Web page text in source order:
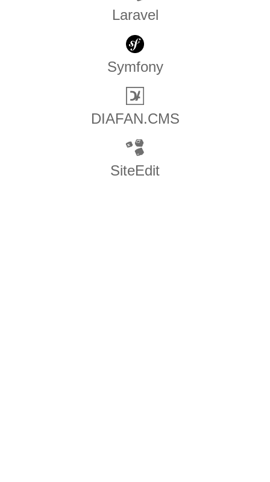
Laravel
Symfony
DIAFAN.CMS
SiteEdit